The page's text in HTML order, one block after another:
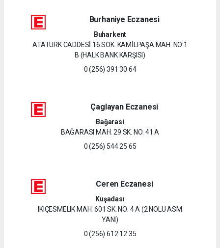
Burhaniye Eczanesi
Buharkent
ATATÜRK CADDESİ 16.SOK. KAMİLPAŞA MAH. NO:1
B (HALK BANK KARŞISI)
0 (256) 391 30 64
Çaglayan Eczanesi
Bağarasi
BAĞARASI MAH. 29.SK. NO: 41 A
0 (256) 544 25 65
Ceren Eczanesi
Kuşadası
IKIÇESMELIK MAH. 601 SK. NO: 4 A (2 NOLU ASM
YANI)
0 (256) 612 12 35